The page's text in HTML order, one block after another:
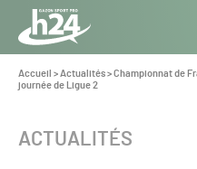
Panneau de gestion des cookies
Aller au contenu
Toute
l’info
du Gazon
Vous
êtes
Accueil >Actualités>Championnat de
journée de Ligue 2
CATÉGORIE :
ACTUALITÉS